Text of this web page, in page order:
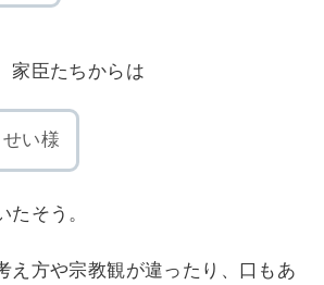
家臣たちからは
い様
たそう。
え方や宗教観が違ったり、口もあ